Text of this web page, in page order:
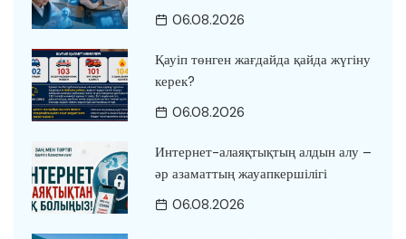
06.08.2026
Қауіп төнген жағдайда қайда жүгіну
керек?
06.08.2026
Интернет-алаяқтықтың алдын алу –
әр азаматтың жауапкершілігі
06.08.2026